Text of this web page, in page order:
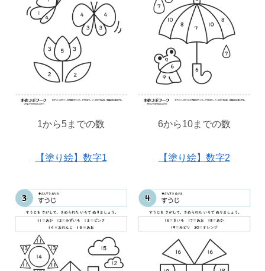
1から5までの数
【塗り絵】数字1
6から10までの数
【塗り絵】数字2